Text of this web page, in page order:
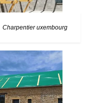
Charpentier uxembourg